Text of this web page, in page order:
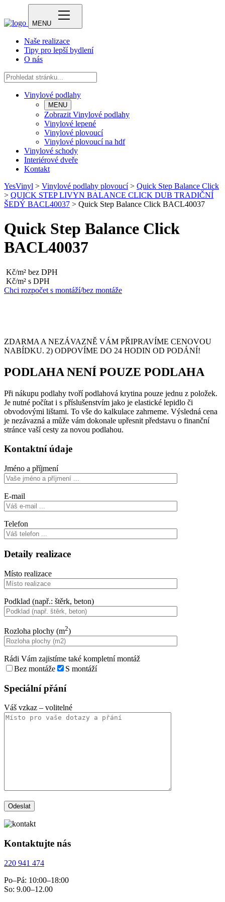
MENU
Naše realizace
Tipy pro lepší bydlení
O nás
Vinylové podlahy
MENU
Zobrazit Vinylové podlahy
Vinylové lepené
Vinylové plovoucí
Vinylové plovoucí na hdf
Vinylové schody
Interiérové dveře
Kontakt
YesVinyl > Vinylové podlahy plovoucí> Quick Step Balance Click
> QUICK STEP LIVYN BALANCE CLICK DUB TRADIČNÍ
ŠEDÝ BACL40037 > Quick Step Balance Click BACL40037
Quick Step Balance Click
BACL40037
Kč/m² bez DPH
Kč/m² s DPH
Chci rozpočet s montáží/bez montáže
ZDARMA A NEZÁVAZNĚ VÁM PŘIPRAVÍME CENOVOU
NABÍDKU. 2) ODPOVÍME DO 24 HODIN OD PODÁNÍ!
PODLAHA NENÍ POUZE PODLAHA
Při nákupu podlahy tvoří podlahová krytina pouze jednu z položek.
Je nutné počítat i s příslušenstvím jako je elastické lepidlo či
obvodovými lištami. To vše do kalkulace zahrneme. Výsledná cena
je nezávazná a může vám dokonale upřesnit představu o finanční
stránce vaší cesty za novou podlahou.
Kontaktní údaje
Jméno a příjmení
E-mail
Telefon
Detaily realizace
Místo realizace
Podklad (např.: štěrk, beton)
Rozloha plochy (m2)
Rádi Vám zajistíme také kompletní montáž
Bez montáže
S montáží
Speciální přání
Váš vzkaz – volitelné
Kontaktujte nás
220 941 474
Po–Pá: 10:00–18:00
So: 9.00–12.00